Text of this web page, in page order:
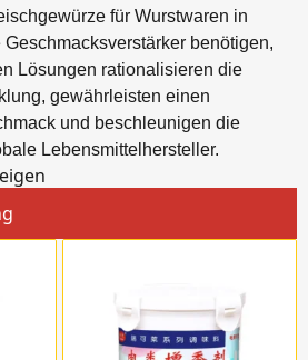
für Wurstwaren in
benötigen,
Lösungen rationalisieren die
gewährleisten einen
und beschleunigen die
Lebensmittelhersteller.